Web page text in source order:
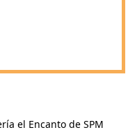
el Encanto de SPM